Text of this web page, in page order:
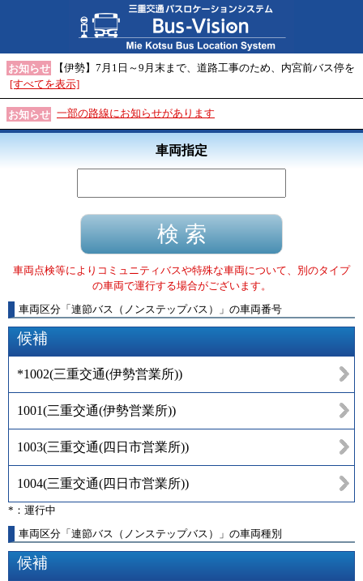
お知らせ
【伊勢】7月1日～9月末まで、道路工事のため、内宮前バス停を
[すべてを表示]
お知らせ 一部の路線にお知らせがあります
車両指定
車両点検等によりコミュニティバスや特殊な車両について、別のタイプ
の車両で運行する場合がございます。
車両区分 「 連節バス（ノンステップバス） 」 の車両番号
候補
*1002(三重交通(伊勢営業所))
1001(三重交通(伊勢営業所))
1003(三重交通(四日市営業所))
1004(三重交通(四日市営業所))
*：運行中
車両区分「連節バス（ノンステップバス）」の車両種別
候補